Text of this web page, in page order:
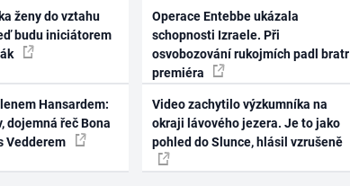
ženy do vztahu
budu iniciátorem
Hansardem:
dojemná řeč Bona
Vedderem
Operace Entebbe ukázala
schopnosti Izraele. Při
osvobozování rukojmích padl bratr
premiéra
Video zachytilo výzkumníka na
okraji lávového jezera. Je to jako
pohled do Slunce, hlásil vzrušeně